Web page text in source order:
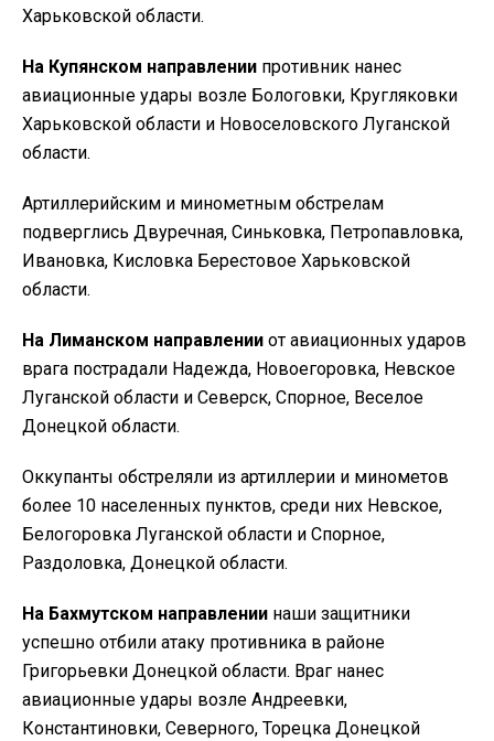
Харьковской области.
На Купянском направлении противник нанес
авиационные удары возле Бологовки, Кругляковки
Харьковской области и Новоселовского Луганской
области.
Артиллерийским и минометным обстрелам
подверглись Двуречная, Синьковка, Петропавловка,
Ивановка, Кисловка Берестовое Харьковской
области.
На Лиманском направлении от авиационных ударов
врага пострадали Надежда, Новоегоровка, Невское
Луганской области и Северск, Спорное, Веселое
Донецкой области.
Оккупанты обстреляли из артиллерии и минометов
более 10 населенных пунктов, среди них Невское,
Белогоровка Луганской области и Спорное,
Раздоловка, Донецкой области.
На Бахмутском направлении наши защитники
успешно отбили атаку противника в районе
Григорьевки Донецкой области. Враг нанес
авиационные удары возле Андреевки,
Константиновки, Северного, Торецка Донецкой